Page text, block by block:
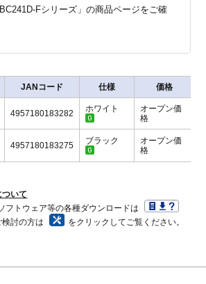
Fシリーズ」の商品ページをご確
JANコード 仕様 価格
4957180183282 ホワイト
オープン価
格
4957180183275 ブラック
オープン価
格
いて
フトウェア等の各種ダウンロードは
討の方は
をクリックしてご覧ください。